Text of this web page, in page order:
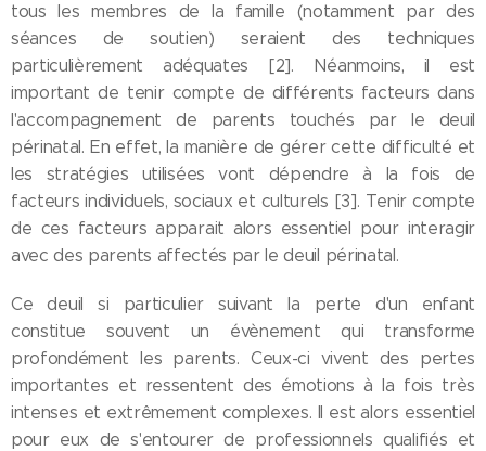
tous les membres de la famille (notamment par des
séances de soutien) seraient des techniques
particulièrement adéquates [2]. Néanmoins, il est
important de tenir compte de différents facteurs dans
l'accompagnement de parents touchés par le deuil
périnatal. En effet, la manière de gérer cette difficulté et
les stratégies utilisées vont dépendre à la fois de
facteurs individuels, sociaux et culturels [3]. Tenir compte
de ces facteurs apparait alors essentiel pour interagir
avec des parents affectés par le deuil périnatal.
Ce deuil si particulier suivant la perte d'un enfant
constitue souvent un évènement qui transforme
profondément les parents. Ceux-ci vivent des pertes
importantes et ressentent des émotions à la fois très
intenses et extrêmement complexes. Il est alors essentiel
pour eux de s'entourer de professionnels qualifiés et